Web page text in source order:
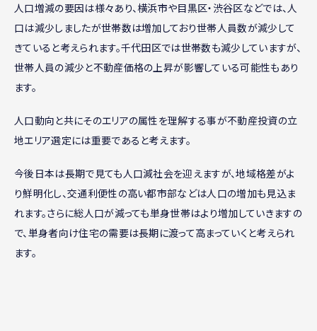
人口増減の要因は様々あり、横浜市や目黒区・渋谷区などでは、人
口は減少しましたが世帯数は増加しており世帯人員数が減少して
きていると考えられます。千代田区では世帯数も減少していますが、
世帯人員の減少と不動産価格の上昇が影響している可能性もあり
ます。
人口動向と共にそのエリアの属性を理解する事が不動産投資の立
地エリア選定には重要であると考えます。
今後日本は長期で見ても人口減社会を迎えますが、地域格差がよ
り鮮明化し、交通利便性の高い都市部などは人口の増加も見込ま
れます。さらに総人口が減っても単身世帯はより増加していきますの
で、単身者向け住宅の需要は長期に渡って高まっていくと考えられ
ます。